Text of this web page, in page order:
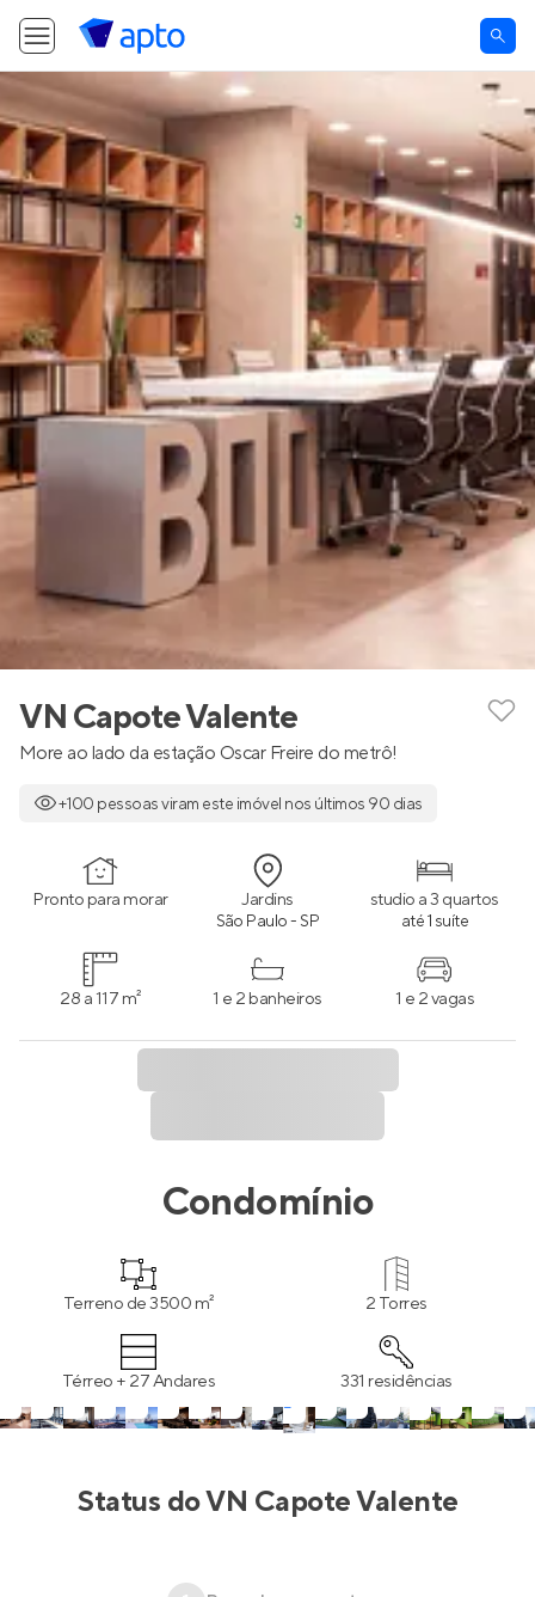
VN Capote Valente
More ao lado da estação Oscar Freire do metrô!
+100 pessoas viram este imóvel nos últimos 90 dias
Pronto para morar Jardins
São Paulo - SP
studio a 3 quartos
até 1 suíte
28 a 117 m² 1 e 2 banheiros 1 e 2 vagas
Condomínio
Terreno de 3500 m² 2 Torres
Térreo + 27 Andares 331 residências
Status doVN Capote Valente